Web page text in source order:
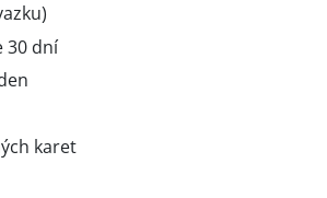
30 dní
karet